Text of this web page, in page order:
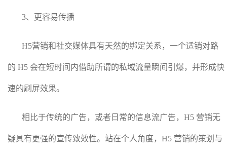
3、更容易传播
H5营销和社交媒体具有天然的绑定关系，一个适销对路
的 H5 会在短时间内借助所谓的私域流量瞬间引爆，并形成快
速的刷屏效果。
相比于传统的广告，或者日常的信息流广告，H5 营销无
疑具有更强的宣传致效性。站在个人角度，H5 营销的策划与